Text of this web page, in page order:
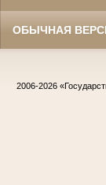
ОБЫЧНАЯ
2006-2026